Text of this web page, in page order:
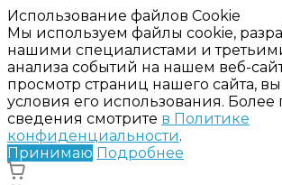
Использование файлов Cookie
Мы используем файлы cookie,
нашими специалистами и
анализа событий на нашем веб-
просмотр страниц нашего сайта,
условия его использования.
сведения смотрите в Политике
конфиденциальности.
Принимаю Подробнее